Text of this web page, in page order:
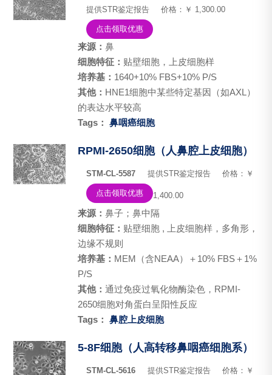
提供STR鉴定报告 价格：￥ 1,300.00
点击领取优惠
来源： 鼻
细胞特征： 贴壁细胞，上皮细胞样
培养基： 1640+10% FBS+10% P/S
其他： HNE1细胞中某些特定基因（如AXL）
的表达水平较高
Tags： 鼻咽癌细胞
RPMI-2650细胞（人鼻腔上皮细胞）
STM-CL-5587 提供STR鉴定报告 价格：￥
1,400.00
点击领取优惠
来源： 鼻子；鼻中隔
细胞特征： 贴壁细胞 , 上皮细胞样，多角形，
边缘不规则
培养基： MEM（含NEAA）＋10% FBS＋1%
P/S
其他： 通过免疫过氧化物酶染色，RPMI-
2650细胞对角蛋白呈阳性反应
Tags： 鼻腔上皮细胞
5-8F细胞（人高转移鼻咽癌细胞系）
STM-CL-5616 提供STR鉴定报告 价格：￥